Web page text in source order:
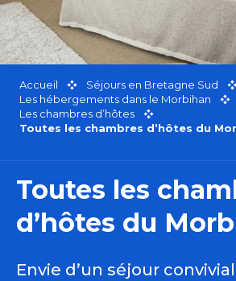
Accueil
Séjours en Bretagne Sud
Les hébergements dans le Morbihan
Les chambres d’hôtes
Toutes les chambres d’hôtes du
Toutes les
d’hôtes du
Envie d’un séjour